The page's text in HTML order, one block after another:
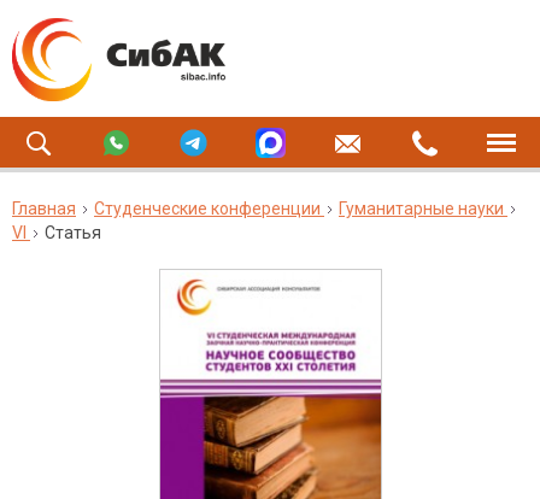
Главная Студенческие конференции
Гуманитарные науки
VI
Статья